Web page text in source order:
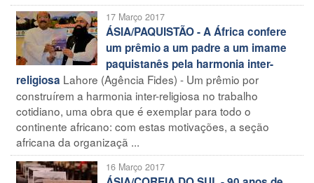
17 Março 2017
ÁSIA/PAQUISTÃO - A África confere
um prêmio a um padre a um imame
paquistanês pela harmonia inter-
religiosa Lahore (Agência Fides) - Um prêmio por
construírem a harmonia inter-religiosa no trabalho
cotidiano, uma obra que é exemplar para todo o
continente africano: com estas motivações, a seção
africana da organizaçã ...
16 Março 2017